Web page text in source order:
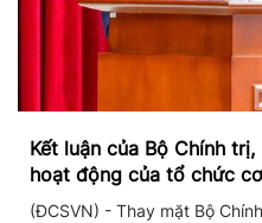
Kết luận của Bộ Chính
hoạt động của tổ chức
II/2026
(ĐCSVN) - Thay mặt Bộ